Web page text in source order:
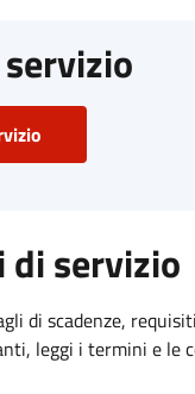
di servizio
di scadenze,
leggi i termini e le